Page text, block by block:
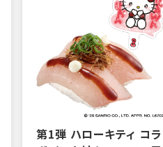
第1弾 ハローキティ コラ